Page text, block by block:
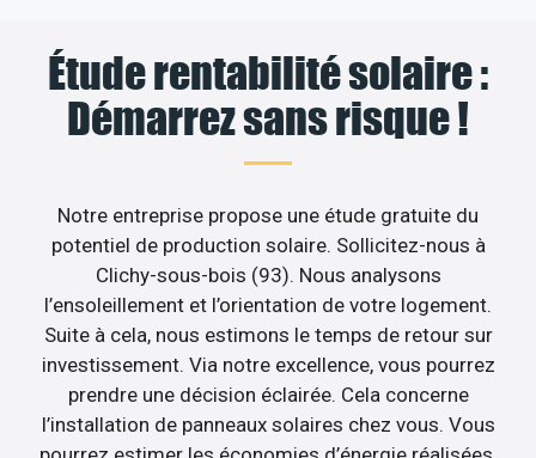
Étude rentabilité solaire :
Démarrez sans risque !
Notre entreprise propose une étude gratuite du
potentiel de production solaire. Sollicitez-nous à
Clichy-sous-bois (93). Nous analysons
l’ensoleillement et l’orientation de votre logement.
Suite à cela, nous estimons le temps de retour sur
investissement. Via notre excellence, vous pourrez
prendre une décision éclairée. Cela concerne
l’installation de panneaux solaires chez vous. Vous